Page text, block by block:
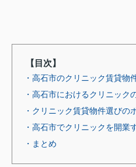
【目次】
・高石市のクリニック賃貸物
・高石市におけるクリニック
・クリニック賃貸物件選びの
・高石市でクリニックを開業
・まとめ